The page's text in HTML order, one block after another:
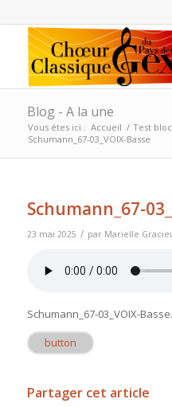
Blog - A la une
Vous êtes ici : Accueil / Test
Schumann_67-03_VOIX-Basse
Schumann_67-
23 mai 2025 / par Marielle
Schumann_67-03_VOIX-Basse.
button
Partager cet article